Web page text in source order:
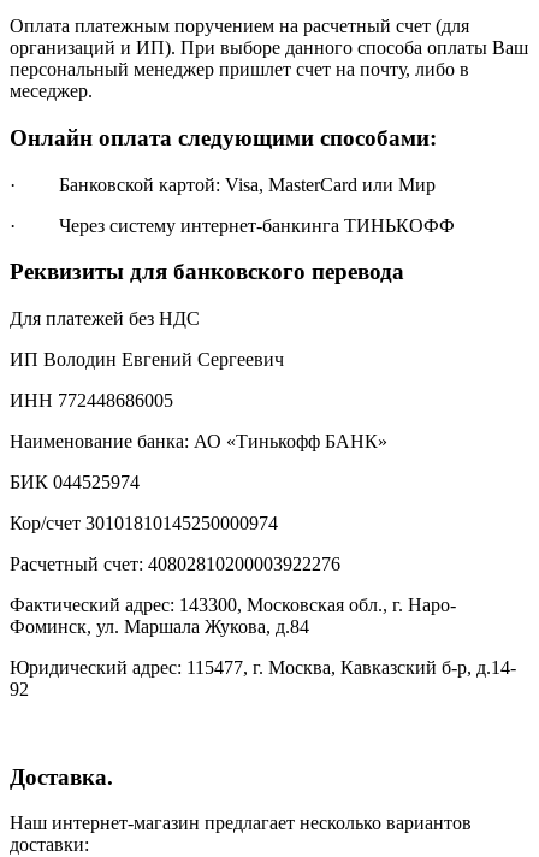
Оплата платежным поручением на расчетный счет (для
организаций и ИП). При выборе данного способа оплаты Ваш
персональный менеджер пришлет счет на почту, либо в
меседжер.
Онлайн оплата следующими способами:
· Банковской картой: Visa, MasterCard или Мир
· Через систему интернет-банкинга ТИНЬКОФФ
Реквизиты для банковского перевода
Для платежей без НДС
ИП Володин Евгений Сергеевич
ИНН 772448686005
Наименование банка: АО «Тинькофф БАНК»
БИК 044525974
Кор/счет 30101810145250000974
Расчетный счет: 40802810200003922276
Фактический адрес: 143300, Московская обл., г. Наро-
Фоминск, ул. Маршала Жукова, д.84
Юридический адрес: 115477, г. Москва, Кавказский б-р, д.14-
92
Доставка.
Наш интернет-магазин предлагает несколько вариантов
доставки: